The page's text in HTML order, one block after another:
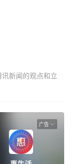
新闻的观点和立
广告